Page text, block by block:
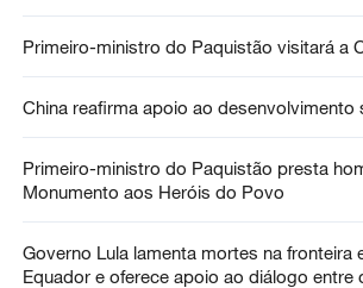
Primeiro-ministro do Paquistão visitará a
China reafirma apoio ao desenvolvimento
Primeiro-ministro do Paquistão presta
Monumento aos Heróis do Povo
Governo Lula lamenta mortes na fronteira
Equador e oferece apoio ao diálogo entre